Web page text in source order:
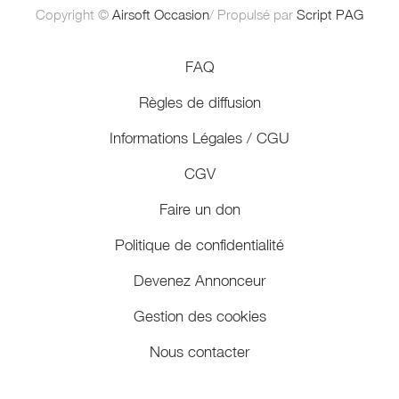
Copyright © Airsoft Occasion/ Propulsé par Script PAG
FAQ
Règles de diffusion
Informations Légales / CGU
CGV
Faire un don
Politique de confidentialité
Devenez Annonceur
Gestion des cookies
Nous contacter